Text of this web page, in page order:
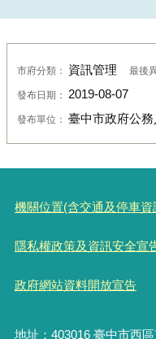
市府分類： 資訊管理 最後
發布日期： 2019-08-07
發布單位： 臺中市政府公
機關位置(含交通及停車資
隱私權政策及資訊安全宣
政府網站資料開放宣告
地址：403016 臺中市西